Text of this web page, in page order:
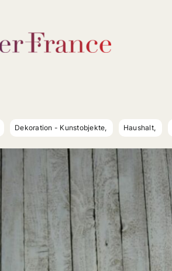
Dekoration - Kunstobjekte Haushalt